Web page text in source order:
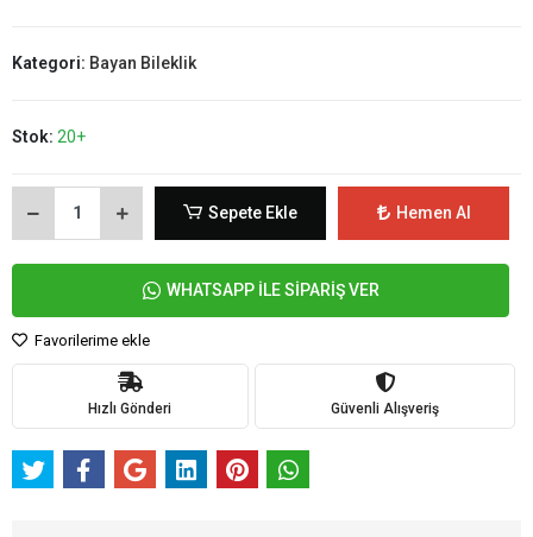
Kategori: Bayan Bileklik
Stok: 20+
Sepete Ekle Hemen Al
WHATSAPP İLE SİPARİŞ VER
Favorilerime ekle
Hızlı Gönderi Güvenli Alışveriş